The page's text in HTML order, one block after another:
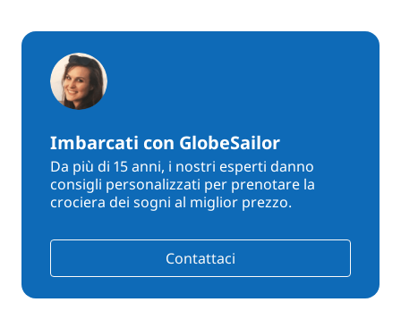
Imbarcati con GlobeSailor
Da più di 15 anni, i nostri esperti danno
consigli personalizzati per prenotare la
crociera dei sogni al miglior prezzo.
Contattaci